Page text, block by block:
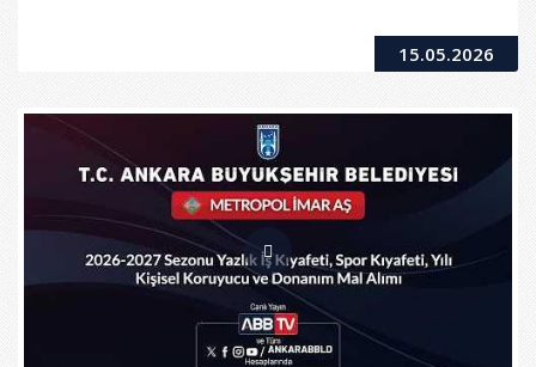
15.05.2026